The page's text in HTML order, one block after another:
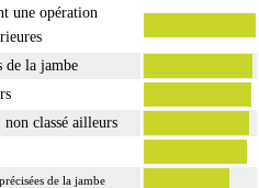
une opération
de la jambe
classé ailleurs
de la jambe